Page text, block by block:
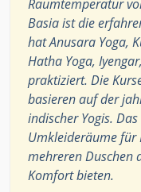
Raumtemperatur
Basia ist die
hat Anusara Yoga,
Hatha Yoga,
praktiziert. Die
basieren auf der
indischer Yogis.
Umkleideräume für
mehreren Duschen
Komfort bieten.